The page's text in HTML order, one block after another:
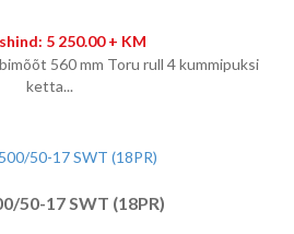
5 250.00 + KM
560 mm Toru rull 4 kummipuksi
ketta...
50-17 SWT (18PR)